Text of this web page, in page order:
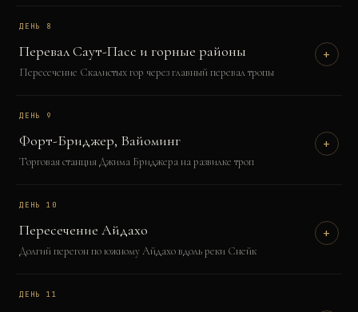
ДЕНЬ 8
Перевал Саут-Пасс и горные районы
Пересечение Скалистых гор через главный перевал тропы
+
ДЕНЬ 9
Форт-Бриджер, Вайоминг
Торговая станция Джима Бриджера на развилке троп
+
ДЕНЬ 10
Пересечение Айдахо
Долгий перегон по южному Айдахо вдоль реки Снейк
+
ДЕНЬ 11